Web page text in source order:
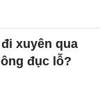
xuyên qua
đục lỗ?